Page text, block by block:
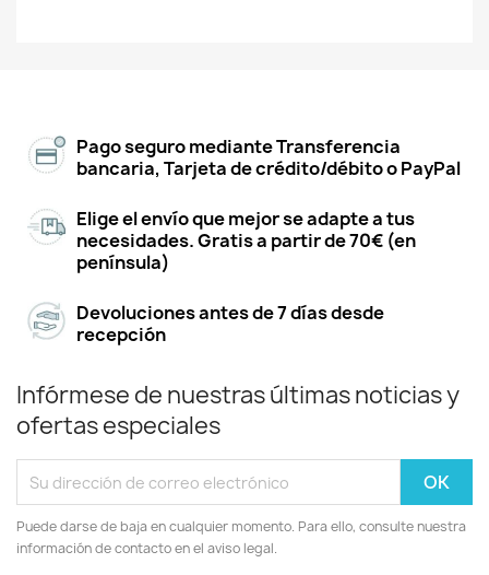
Pago seguro mediante Transferencia
bancaria, Tarjeta de crédito/débito o PayPal
Elige el envío que mejor se adapte a tus
necesidades. Gratis a partir de 70€ (en
península)
Devoluciones antes de 7 días desde
recepción
Infórmese de nuestras últimas noticias y
ofertas especiales
Puede darse de baja en cualquier momento. Para ello, consulte nuestra
información de contacto en el aviso legal.